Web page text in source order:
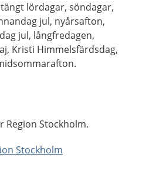
lördagar, söndagar,
jul, nyårsafton,
jul, långfredagen,
Kristi Himmelsfärdsdag,
Region Stockholm.
Stockholm